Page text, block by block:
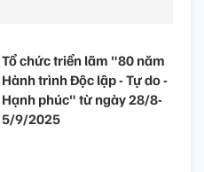
Tổ chức triển lãm "80 năm
Hành trình Độc lập - Tự do -
Hạnh phúc" từ ngày 28/8-
5/9/2025